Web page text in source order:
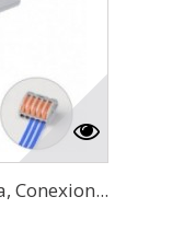
Conexion...